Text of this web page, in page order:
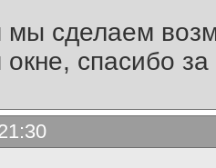
сделаем
окне, спасибо